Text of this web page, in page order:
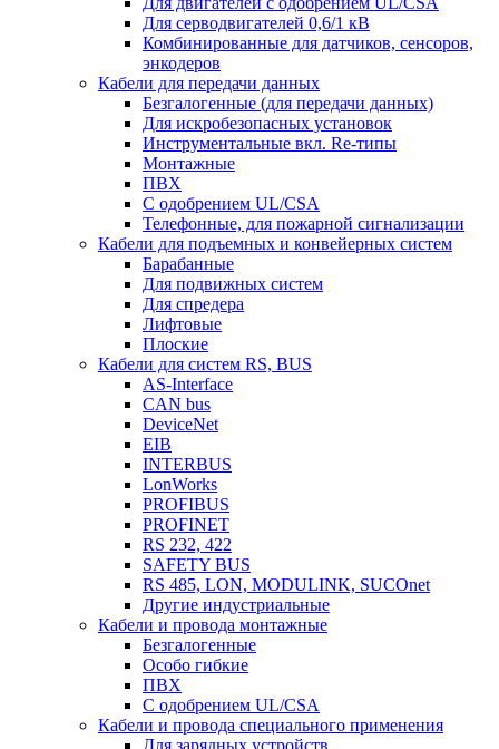
Для серводвигателей 0,6/1 кВ
Комбинированные для датчиков, cенсоров,
энкодеров
Кабели для передачи данных
Безгалогенные (для передачи данных)
Для искробезопасных установок
Инструментальные вкл. Re-типы
Монтажные
ПВХ
С одобрением UL/CSA
Телефонные, для пожарной сигнализации
Кабели для подъемных и конвейерных систем
Барабанные
Для подвижных систем
Для спредера
Лифтовые
Плоские
Кабели для систем RS, BUS
AS-Interface
CAN bus
DeviceNet
EIB
INTERBUS
LonWorks
PROFIBUS
PROFINET
RS 232, 422
SAFETY BUS
RS 485, LON, MODULINK, SUCOnet
Другие индустриальные
Кабели и провода монтажные
Безгалогенные
Особо гибкие
ПВХ
С одобрением UL/CSA
Кабели и провода специального применения
Для зарядных устройств